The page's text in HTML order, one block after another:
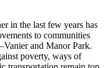
in the last few years has
to communities
and Manor Park.
poverty, ways of